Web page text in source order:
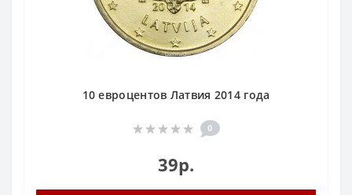
10 евроцентов Латвия 2014 года
0
39р.